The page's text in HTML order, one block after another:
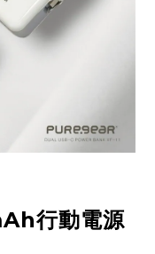
行動電源